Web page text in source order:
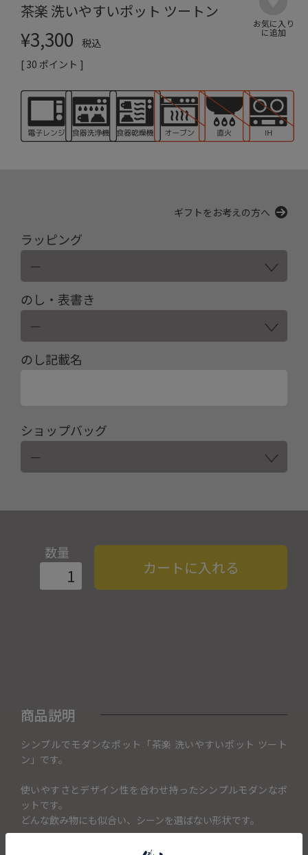
茶楽 洗いやすいポット ツートン
¥3,300
税込
[ 30 ポイント ]
ギフトをお考えの方へ
ラッピング
のし・表書き
のし記載名
ショップバッグ
数量
カートに入れる
商品説明
シンプルでモダンなポット「茶楽 洗いやすいポット ツート
ン」です。
使いやすさとデザイン性を合わせ持ったシンプルモダンなポ
ットです。
どんな飲み物にも似合い、シーンを選ばない形状です。
大経口でフラットな内側なので洗いやすく清潔に使用できま